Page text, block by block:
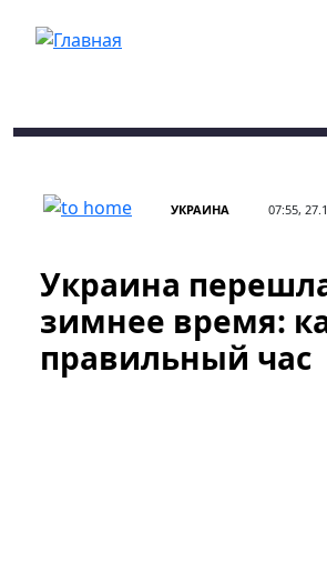
УКРАИНА 07:55,
Украина
зимнее время:
правильный час